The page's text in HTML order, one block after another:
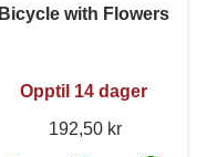
Bicycle with Flowers
Opptil 14 dager
192,50 kr